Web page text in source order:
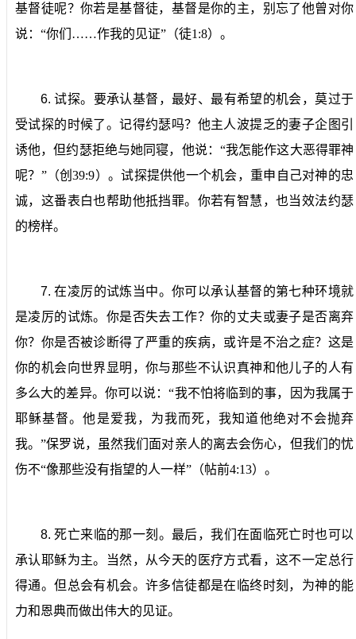
基督徒呢？你若是基督徒，基督是你的主，别忘了他曾对你
说：“你们……作我的见证”（徒1:8）。
6.试探。 要承认基督，最好、最有希望的机会，莫过于
受试探的时候了。记得约瑟吗？他主人波提乏的妻子企图引
诱他，但约瑟拒绝与她同寝，他说：“我怎能作这大恶得罪神
呢？”（创39:9）。试探提供他一个机会，重申自己对神的忠
诚，这番表白也帮助他抵挡罪。你若有智慧，也当效法约瑟
的榜样。
7.在凌厉的试炼当中。 你可以承认基督的第七种环境就
是凌厉的试炼。你是否失去工作？你的丈夫或妻子是否离弃
你？你是否被诊断得了严重的疾病，或许是不治之症？这是
你的机会向世界显明，你与那些不认识真神和他儿子的人有
多么大的差异。你可以说：“我不怕将临到的事，因为我属于
耶稣基督。他是爱我，为我而死，我知道他绝对不会抛弃
我。”保罗说，虽然我们面对亲人的离去会伤心，但我们的忧
伤不“像那些没有指望的人一样”（帖前4:13）。
8.死亡来临的那一刻。 最后，我们在面临死亡时也可以
承认耶稣为主。当然，从今天的医疗方式看，这不一定总行
得通。但总会有机会。许多信徒都是在临终时刻，为神的能
力和恩典而做出伟大的见证。